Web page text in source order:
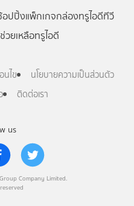
us
Company Limited.
อปปิ้งแพ็กเกจกล่องทรูไอดีทีวี
วยเหลือทรูไอดี
นไข
นโยบายความเป็นส่วนตัว
ติดต่อเรา